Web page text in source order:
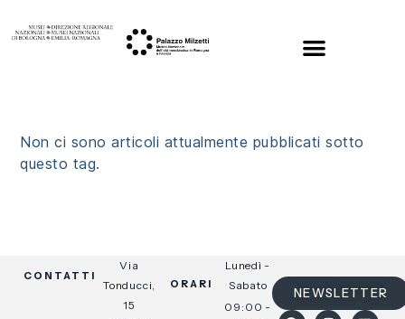
Non ci sono articoli attualmente pubblicati sotto
questo tag.
CONTATTI
Via
Tonducci,
15
ORARI
Lunedì -
Sabato
09:00 -
NEWSLETTER